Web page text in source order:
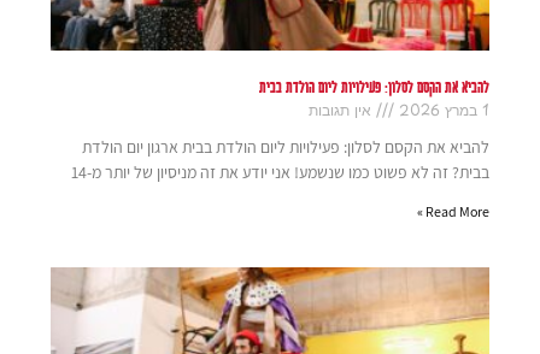
להביא את הקסם לסלון: פעילויות ליום הולדת בבית
1 במרץ 2026
אין תגובות
להביא את הקסם לסלון: פעילויות ליום הולדת בבית ארגון יום הולדת
בבית? זה לא פשוט כמו שנשמע! אני יודע את זה מניסיון של יותר מ-14
Read More »